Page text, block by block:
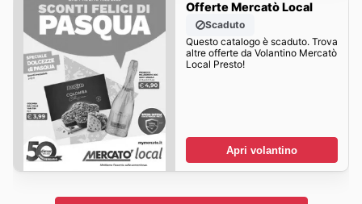
Offerte Mercatò Local
Scaduto
Questo catalogo è scaduto. Trova
altre offerte da Volantino Mercatò
Local Presto!
Apri volantino